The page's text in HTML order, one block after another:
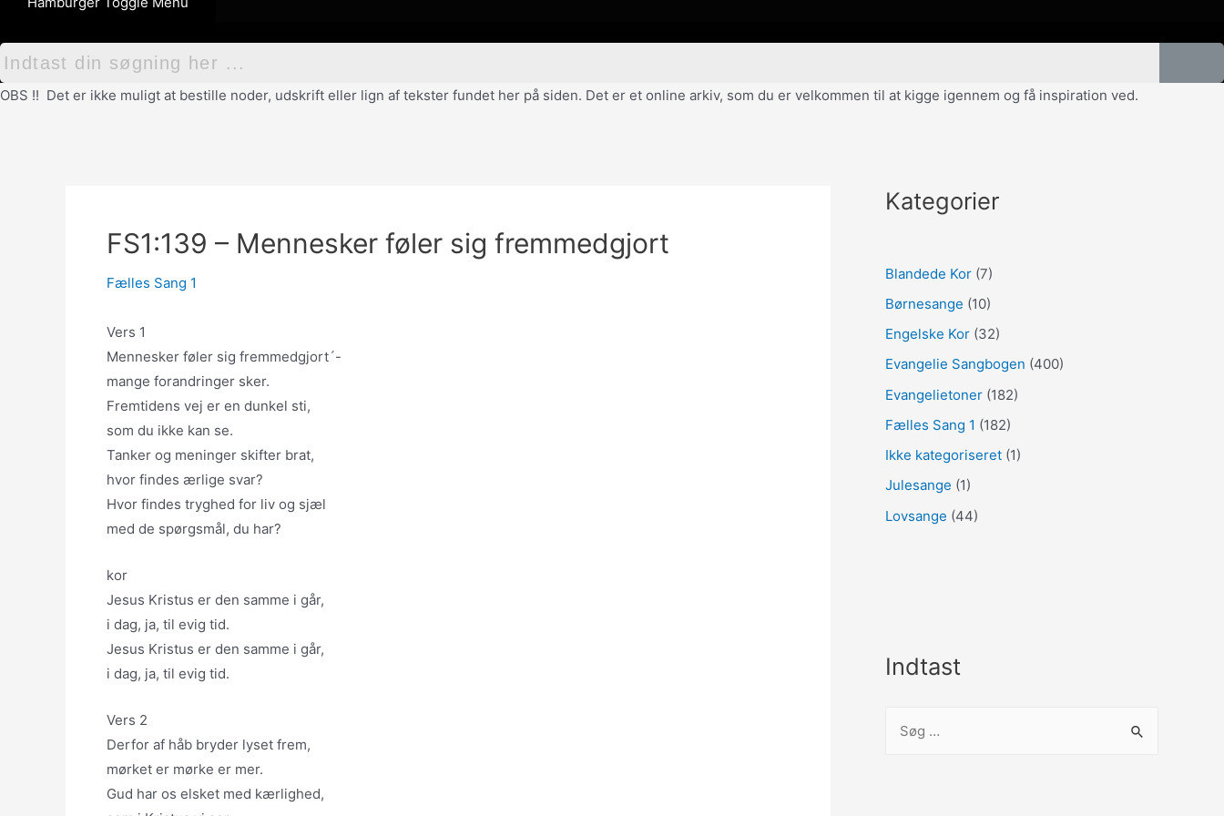
OBS !! Det er ikke muligt at bestille noder, udskrift eller lign af tekster fundet her på siden. Det er et online arkiv, som du er velkommen til at kigge igennem og få inspiration ved.
FS1:139 – Mennesker føler sig fremmedgjort
Fælles Sang 1
Vers 1
Mennesker føler sig fremmedgjort´-
mange forandringer sker.
Fremtidens vej er en dunkel sti,
som du ikke kan se.
Tanker og meninger skifter brat,
hvor findes ærlige svar?
Hvor findes tryghed for liv og sjæl
med de spørgsmål, du har?
kor
Jesus Kristus er den samme i går,
i dag, ja, til evig tid.
Jesus Kristus er den samme i går,
i dag, ja, til evig tid.
Vers 2
Derfor af håb bryder lyset frem,
mørket er mørke er mer.
Gud har os elsket med kærlighed,
Kategorier
Blandede Kor (7)
Børnesange (10)
Engelske Kor (32)
Evangelie Sangbogen (400)
Evangelietoner (182)
Fælles Sang 1 (182)
Ikke kategoriseret (1)
Julesange (1)
Lovsange (44)
Indtast